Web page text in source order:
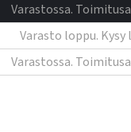
Varastossa.
Varasto loppu.
Varastossa.